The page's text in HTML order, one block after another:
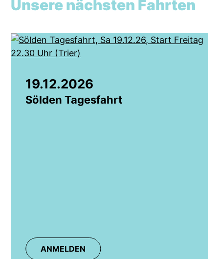
Unsere nächsten Fahrten
03.01.2027
La Bresse Tagesfahrt
ANMELDEN